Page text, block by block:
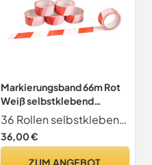
Markierungsband 66m Rot
Weiß selbstklebend
Bodenmarkierung
Signalband Klebeband,
Menge:36 Rollen
36 Rollen selbstklebendes Markierungsband für vielseitige Anwendungen Perfekt zur Kennzeichnung von Gefahrenzonen, Laufwegen, Sicherheitsbereichen & Arbeitsflächen in Lager, Werkstatt & Industrie.
36,00 €
ZUM ANGEBOT